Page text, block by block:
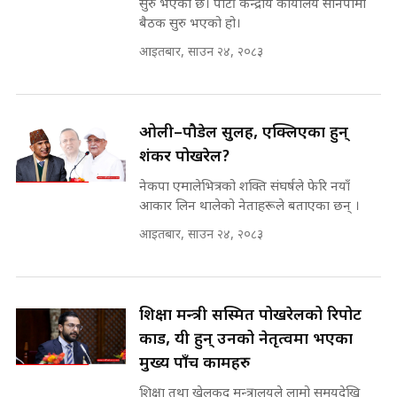
मोबिलिटीमा महिलाको पहुँच विस्तार गर्दै
इनड्राइभ || SIDHAKURA ||
राष्ट्रिय सवालमा ९ दल एकजुट ||
Prachanda, Rabi, Gagan Stand
on the Same Page ||
SIDHAKURA ||
भनिन्–साथ दिनुहोस्, दबाब होइन ||
Waterfall of Rasuwa ||
INVESTIGATION
घुसको डिल || Raj Kumar Gupta ||
घुसको डिल गर्ने मन्त्रीकाे राजिनामा,
भूमिसुधार मन्त्रीलाई जोगाइदै ! ||
७८ लाख घुस खाने मन्त्री ! जोगाउने
प्रधानमन्त्री ? || SIDHAKURA ||
SIDHAKURA INVESTIGATION
||
सुरु भएको छ। पार्टी केन्द्रीय कार्यालय सानेपामा
बैठक सुरु भएको हो।
आइतबार, साउन २४, २०८३
ओली–पौडेल सुलह, एक्लिएका हुन्
शंकर पोखरेल?
नेकपा एमालेभित्रको शक्ति संघर्षले फेरि नयाँ
आकार लिन थालेको नेताहरूले बताएका छन् ।
आइतबार, साउन २४, २०८३
शिक्षा मन्त्री सस्मित पोखरेलको रिपोर्ट
कार्ड, यी हुन् उनको नेतृत्वमा भएका
मुख्य पाँच कामहरु
शिक्षा तथा खेलकुद मन्त्रालयले लामो समयदेखि